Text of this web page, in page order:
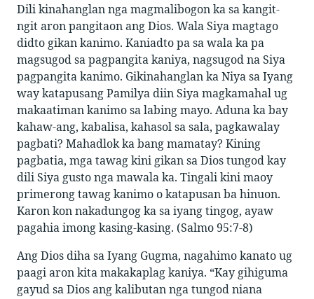
Dili kinahanglan nga magmalibogon ka sa kangit-
ngit aron pangitaon ang Dios. Wala Siya magtago
didto gikan kanimo. Kaniadto pa sa wala ka pa
magsugod sa pagpangita kaniya, nagsugod na Siya
pagpangita kanimo. Gikinahanglan ka Niya sa Iyang
way katapusang Pamilya diin Siya magkamahal ug
makaatiman kanimo sa labing mayo. Aduna ka bay
kahaw-ang, kabalisa, kahasol sa sala, pagkawalay
pagbati? Mahadlok ka bang mamatay? Kining
pagbatia, mga tawag kini gikan sa Dios tungod kay
dili Siya gusto nga mawala ka. Tingali kini maoy
primerong tawag kanimo o katapusan ba hinuon.
Karon kon nakadungog ka sa iyang tingog, ayaw
pagahia imong kasing-kasing. (Salmo 95:7-8)
Ang Dios diha sa Iyang Gugma, nagahimo kanato ug
paagi aron kita makakaplag kaniya. “Kay gihiguma
gayud sa Dios ang kalibutan nga tungod niana